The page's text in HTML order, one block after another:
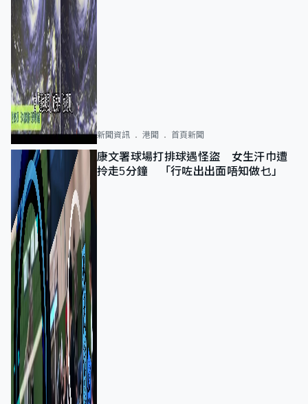
新聞資訊 港聞 首頁新聞
康文署球場打排球遇怪盜 女生汗巾遭
拎走5分鐘 「行咗出出面唔知做乜」